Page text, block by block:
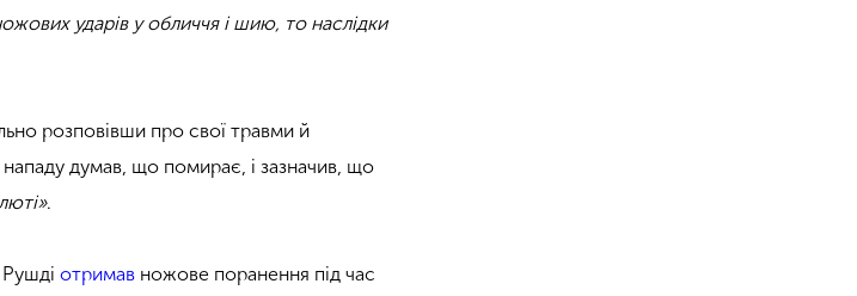
ударів у обличчя і шию, то наслідки
розповівши про свої травми й
думав, що помирає, і зазначив, що
.
Рушдіотримав ножове поранення під час